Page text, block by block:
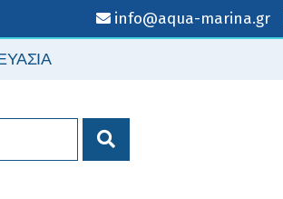
info@aqua-marina.gr